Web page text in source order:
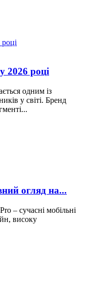
2026 році
одним із
у світі. Бренд
огляд на...
– сучасні мобільні
високу